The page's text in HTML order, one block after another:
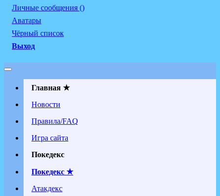
Личные сообщения ()
Аватары
Чёрный список
Выход
Главная ★
Новости
Правила/FAQ
Игра сайта
Покедекс
Покедекс ★
Атакдекс